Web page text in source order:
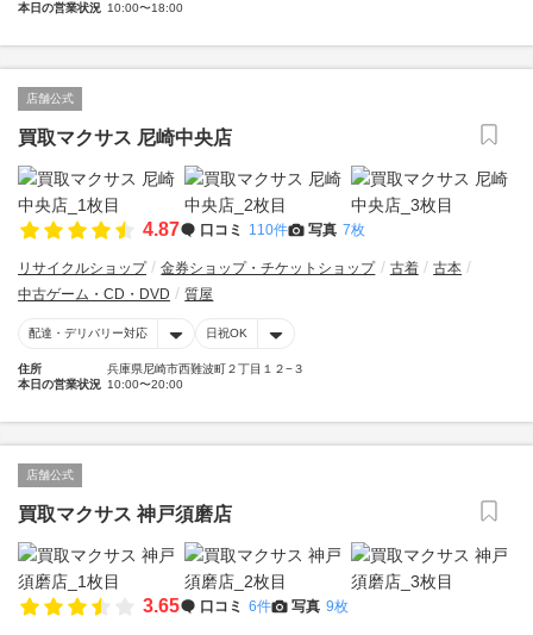
本日の営業状況 10:00〜18:00
店舗公式
買取マクサス 尼崎中央店
4.87 口コミ 110件 写真 7枚
リサイクルショップ 金券ショップ・チケットショップ 古着
古本
中古ゲーム・CD・DVD
質屋
配達・デリバリー対応 日祝OK
住所
兵庫県尼崎市西難波町２丁目１２−３
本日の営業状況 10:00〜20:00
店舗公式
買取マクサス 神戸須磨店
3.65 口コミ 6件 写真 9枚